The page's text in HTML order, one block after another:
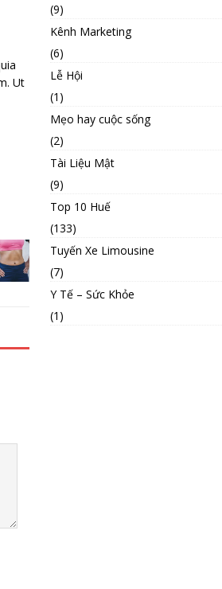
Ut
(9)
Kênh Marketing
(6)
Lễ Hội
(1)
Mẹo hay cuộc sống
(2)
Tài Liệu Mật
(9)
Top 10 Huế
(133)
Tuyến Xe Limousine
(7)
Y Tế – Sức Khỏe
(1)